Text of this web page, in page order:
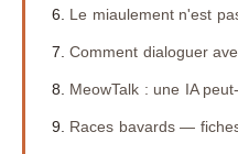
Le miaulement n'est
Comment dialoguer
MeowTalk : une IA
Races bavards —